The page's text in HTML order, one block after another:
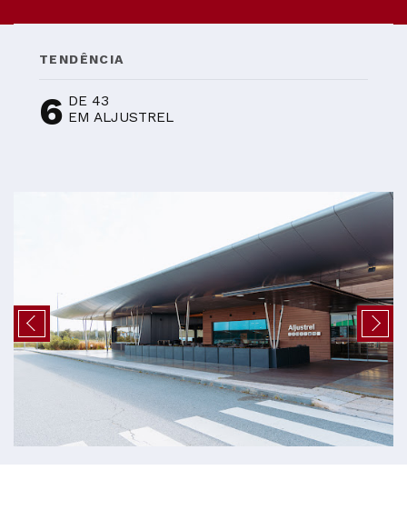
TENDÊNCIA
6 DE 43
EM ALJUSTREL